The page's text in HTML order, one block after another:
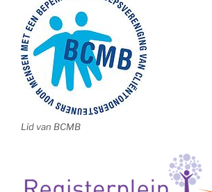
Lid van BCMB